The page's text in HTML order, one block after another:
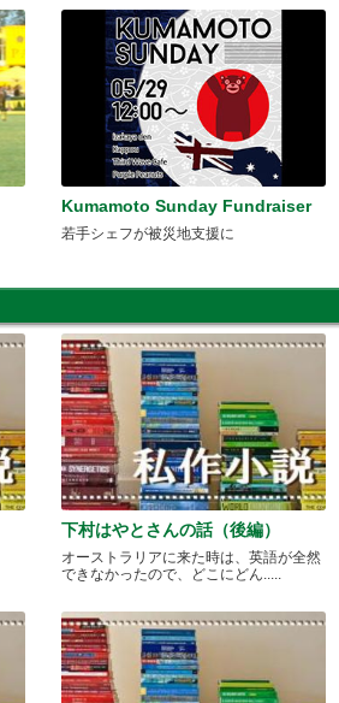
Kumamoto Sunday Fundraiser
若手シェフが被災地支援に
下村はやとさんの話（後編）
オーストラリアに来た時は、英語が全然
できなかったので、どこにどん.....